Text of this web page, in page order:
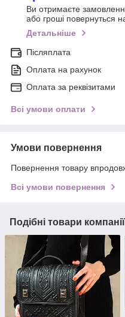
Ви отримаєте
або гроші повернуться
Детальніше
Післяплата
Оплата на рахунок
Оплата за реквізитами
Всі умови оплати
Умови повернення
Повернення товару
Всі умови повернення
Подібні товари компанії